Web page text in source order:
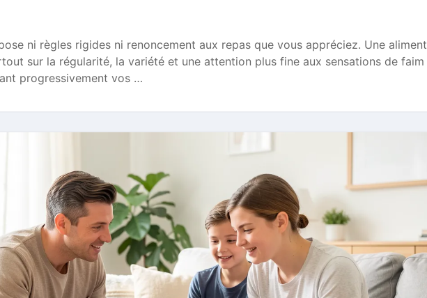
ni règles rigides ni renoncement aux repas que vous appréciez. Une aliment
sur la régularité, la variété et une attention plus fine aux sensations de faim
progressivement vos …